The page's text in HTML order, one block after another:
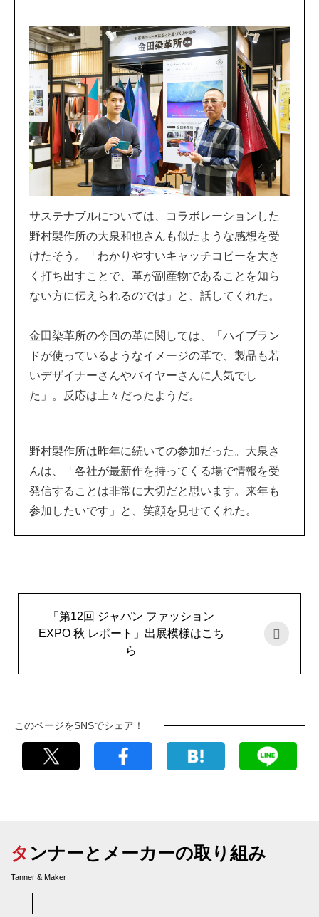
サステナブルについては、コラボレーションした
野村製作所の大泉和也さんも似たような感想を受
けたそう。「わかりやすいキャッチコピーを大き
く打ち出すことで、革が副産物であることを知ら
ない方に伝えられるのでは」と、話してくれた。
金田染革所の今回の革に関しては、「ハイブラン
ドが使っているようなイメージの革で、製品も若
いデザイナーさんやバイヤーさんに人気でし
た」。反応は上々だったようだ。
野村製作所は昨年に続いての参加だった。大泉さ
んは、「各社が最新作を持ってくる場で情報を受
発信することは非常に大切だと思います。来年も
参加したいです」と、笑顔を見せてくれた。
「第12回 ジャパン ファッション
EXPO 秋 レポート」出展模様はこち
ら
このページをSNSでシェア！
タンナーとメーカーの取り組み
Tanner & Maker